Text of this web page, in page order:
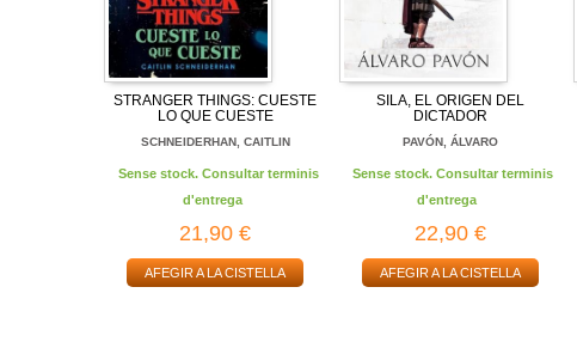
STRANGER THINGS: CUESTE
LO QUE CUESTE
SCHNEIDERHAN, CAITLIN
Sense stock. Consultar terminis
d'entrega
21,90 €
AFEGIR A LA CISTELLA
SILA, EL ORIGEN DEL
DICTADOR
PAVÓN, ÁLVARO
Sense stock. Consultar terminis
d'entrega
22,90 €
AFEGIR A LA CISTELLA